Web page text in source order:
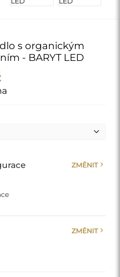
s organickým
- BARYT LED
ZMĚNITchevron_right
ZMĚNITchevron_right